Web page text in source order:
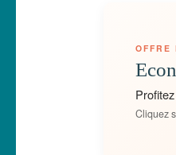
OFFRE
Cliquez